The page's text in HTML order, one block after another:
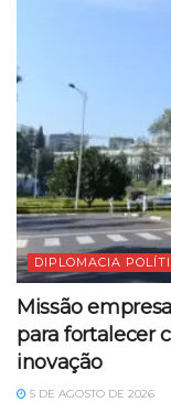
DIPLOMACIA
Missão
para fortalecer
inovação
5 DE AGOSTO DE 2026